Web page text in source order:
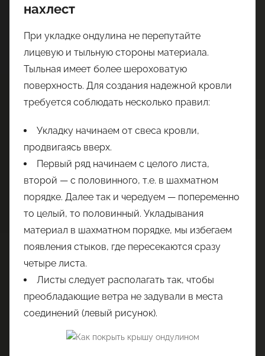
нахлест
При укладке ондулина не перепутайте
лицевую и тыльную стороны материала.
Тыльная имеет более шероховатую
поверхность. Для создания надежной кровли
требуется соблюдать несколько правил:
Укладку начинаем от свеса кровли,
продвигаясь вверх.
Первый ряд начинаем с целого листа,
второй — с половинного, т.е. в шахматном
порядке. Далее так и чередуем — попеременно
то целый, то половинный. Укладывания
материал в шахматном порядке, мы избегаем
появления стыков, где пересекаются сразу
четыре листа.
Листы следует располагать так, чтобы
преобладающие ветра не задували в места
соединений (левый рисунок).